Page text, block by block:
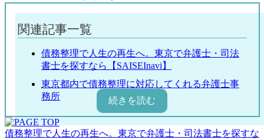
関連記事一覧
債務整理で人生の再生へ。東京で弁護士・司法
書士を探すなら【SAISEInavi】
東京都内で債務整理に対応してくれる弁護士事
務所
新都心法律事務所
弁護士法人あまた法律事務所
債務整理で人生の再生へ。東京で弁護士・司法書士を探すな